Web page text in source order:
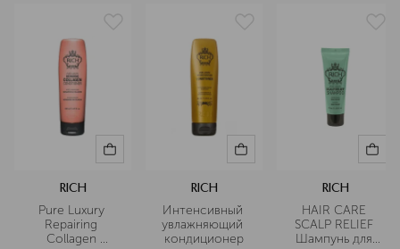
RICH
Pure Luxury
Repairing
Collagen
RICH
Интенсивный
увлажняющий
кондиционер
RICH
HAIR CARE
SCALP RELIEF
Шампунь для